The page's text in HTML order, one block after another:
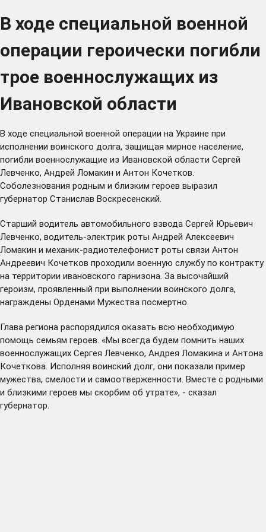
В ходе специальной военной
операции героически погибли
трое военнослужащих из
Ивановской области
В ходе специальной военной операции на Украине при
исполнении воинского долга, защищая мирное население,
погибли военнослужащие из Ивановской области Сергей
Левченко, Андрей Ломакин и Антон Кочетков.
Соболезнования родным и близким героев выразил
губернатор Станислав Воскресенский.
Старший водитель автомобильного взвода Сергей Юрьевич
Левченко, водитель-электрик роты Андрей Алексеевич
Ломакин и механик-радиотелефонист роты связи Антон
Андреевич Кочетков проходили военную службу по контракту
на территории ивановского гарнизона. За высочайший
героизм, проявленный при выполнении воинского долга,
награждены Орденами Мужества посмертно.
Глава региона распорядился оказать всю необходимую
помощь семьям героев. «Мы всегда будем помнить наших
военнослужащих Сергея Левченко, Андрея Ломакина и Антона
Кочеткова. Исполняя воинский долг, они показали пример
мужества, смелости и самоотверженности. Вместе с родными
и близкими героев мы скорбим об утрате», - сказал
губернатор.